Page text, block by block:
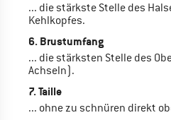
... die stärkste Stelle des
Kehlkopfes.
6. Brustumfang
... die stärksten Stelle des
Achseln).
7. Taille
... ohne zu schnüren direkt